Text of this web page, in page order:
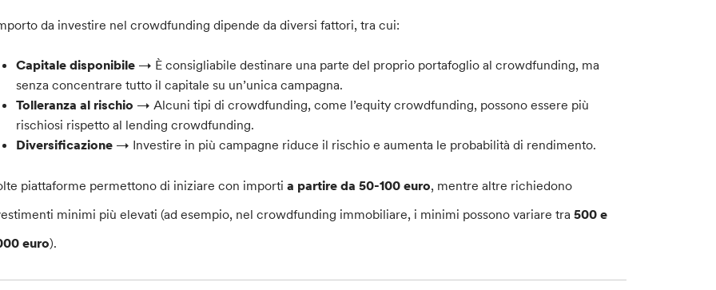
da investire nel crowdfunding dipende da diversi fattori, tra cui:
Capitale disponibile → È consigliabile destinare una parte del proprio portafoglio al crowdfunding, ma
senza concentrare tutto il capitale su un’unica campagna.
Tolleranza al rischio → Alcuni tipi di crowdfunding, come l’equity crowdfunding, possono essere più
rischiosi rispetto al lending crowdfunding.
Diversificazione → Investire in più campagne riduce il rischio e aumenta le probabilità di rendimento.
piattaforme permettono di iniziare con importia partire da 50-100 euro, mentre altre richiedono
minimi più elevati (ad esempio, nel crowdfunding immobiliare, i minimi possono variare tra500 e
euro).